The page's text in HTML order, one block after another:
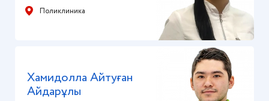
Поликлиника
Хамидолла Айтуған
Айдарұлы